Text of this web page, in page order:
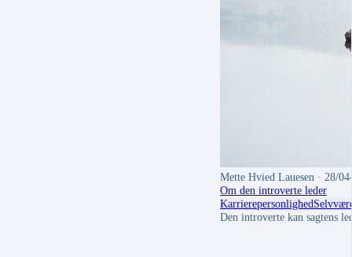
Mette Hvied Lauesen · 28/
Om den introverte leder
Karrierepersonlighed
Den introverte kan sagtens